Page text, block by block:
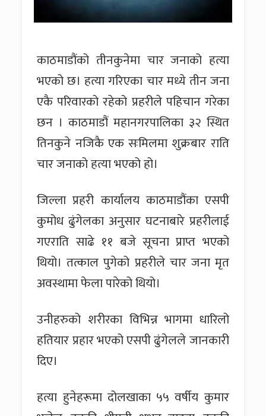
काठमाडौंको तीनकुनेमा चार जनाको हत्या
भएको छ। हत्या गरिएका चार मध्ये तीन जना
एकै परिवारको रहेको प्रहरीले पहिचान गरेका
छन । काठमाडौं महानगरपालिका ३२ स्थित
तिनकुने नजिकै एक सःमिलमा शुक्रबार राति
चार जनाको हत्या भएको हो।
जिल्ला प्रहरी कार्यालय काठमाडौंका एसपी
कुमोध ढुंगेलका अनुसार घटनाबारे प्रहरीलाई
गएराति साढे ११ बजे सूचना प्राप्त भएको
थियो। तत्काल पुगेको प्रहरीले चार जना मृत
अवस्थामा फेला पारेको थियो।
उनीहरुको शरीरका विभिन्न भागमा धारिलो
हतियार प्रहार भएको एसपी ढुंगेलले जानकारी
दिए।
हत्या हुनेहरूमा दोलखाका ५५ वर्षीय कुमार